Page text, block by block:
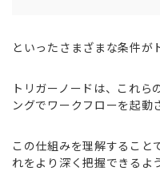
といったさまざまな条件が
トリガーノードは、これら
ングでワークフローを起動
この仕組みを理解するこ
れをより深く把握できるよ